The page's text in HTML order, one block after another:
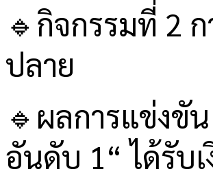
🔹กิจกรรมที่ 2
ปลาย
🔹ผลการแข่งขั
อันดับ 1“ ได้รับ